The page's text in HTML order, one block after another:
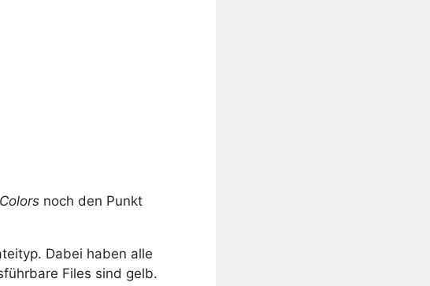
noch den Punkt
Dabei haben alle
Files sind gelb.